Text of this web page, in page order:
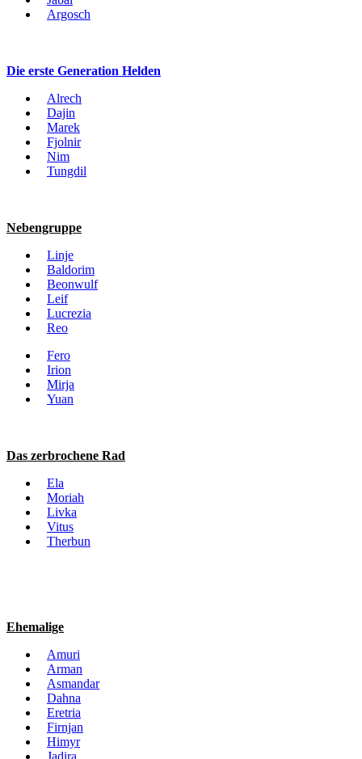
Argosch
Die erste Generation Helden
Alrech
Dajin
Marek
Fjolnir
Nim
Tungdil
Nebengruppe
Linje
Baldorim
Beonwulf
Leif
Lucrezia
Reo
Fero
Irion
Mirja
Yuan
Das zerbrochene Rad
Ela
Moriah
Livka
Vitus
Therbun
Ehemalige
Amuri
Arman
Asmandar
Dahna
Eretria
Firnjan
Himyr
Jadira